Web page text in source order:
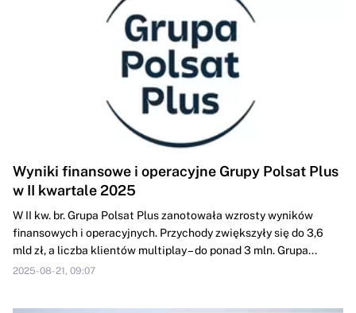
Wyniki finansowe i operacyjne Grupy Polsat Plus
w II kwartale 2025
W II kw. br. Grupa Polsat Plus zanotowała wzrosty wyników
finansowych i operacyjnych. Przychody zwiększyły się do 3,6
mld zł, a liczba klientów multiplay – do ponad 3 mln. Grupa...
2025-08-21, 09:07